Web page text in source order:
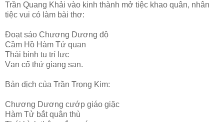
Trần Quang Khải vào kinh thành mở tiệc khao quân, nhân
tiệc vui có làm bài thơ:
Đoạt sáo Chương Dương độ
Cầm Hồ Hàm Tử quan
Thái bình tu trí lực
Vạn cổ thử giang san.
Bản dịch của Trần Trọng Kim:
Chương Dương cướp giáo giặc
Hàm Tử bắt quân thù